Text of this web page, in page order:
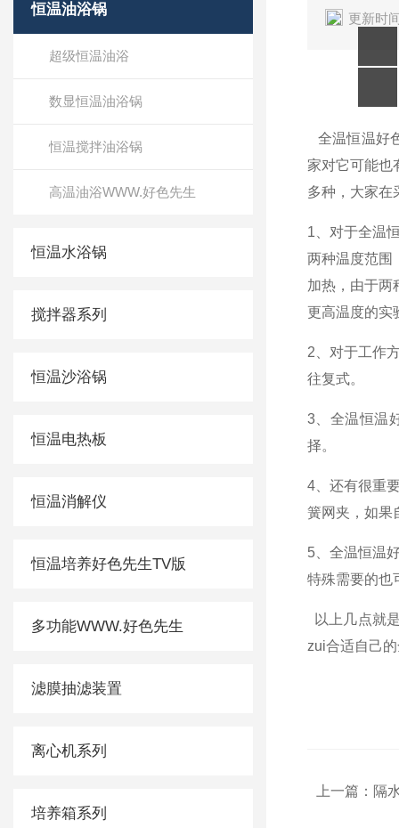
恒温油浴锅
超级恒温油浴
数显恒温油浴锅
恒温搅拌油浴锅
高温油浴WWW.好色先生
恒温水浴锅
搅拌器系列
恒温沙浴锅
恒温电热板
恒温消解仪
恒温培养好色先生TV版
多功能WWW.好色先生
滤膜抽滤装置
离心机系列
培养箱系列
更新时
全温恒温好
家对它可能也
多种，大家
1 、对于全
两种温度范围
加热，由
更高温度的实
2 、对于
往复式。
3、全温
择。
4、还有
簧网夹，如
5、全温
特殊需要的也可
以上几点就
zui合适自己的
上一篇： 隔